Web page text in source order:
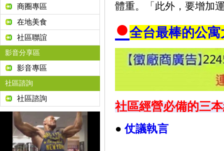
商圈專區
在地美食
社區聯誼
影音分享區
影音專區
社區諮詢
社區諮詢
體重。「此外，要增加
●全台最棒的公
社區經營必備的三
●仗議執言